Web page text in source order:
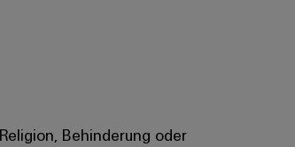
Behinderung oder